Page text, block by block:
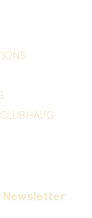
HAUG
Newsletter